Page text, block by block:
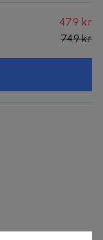
479 kr
749 kr